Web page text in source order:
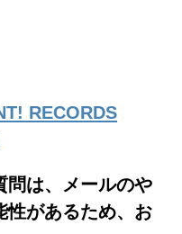
RECORDS
は、メールのや
性があるため、お